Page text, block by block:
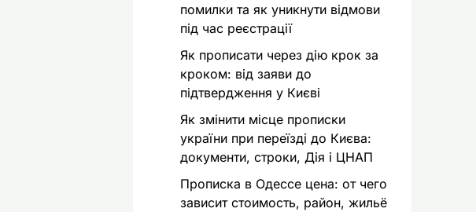
помилки та як уникнути відмови
під час реєстрації
Як прописати через дію крок за
кроком: від заяви до
підтвердження у Києві
Як змінити місце прописки
україни при переїзді до Києва:
документи, строки, Дія і ЦНАП
Прописка в Одессе цена: от чего
зависит стоимость, район, жильё